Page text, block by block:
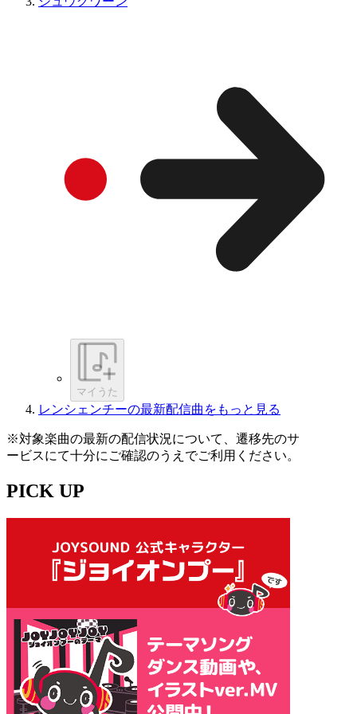
マイうた
レンシェンチーの最新配信曲をもっと見る
※対象楽曲の最新の配信状況について、遷移先のサ
ービスにて十分にご確認のうえでご利用ください。
PICK UP